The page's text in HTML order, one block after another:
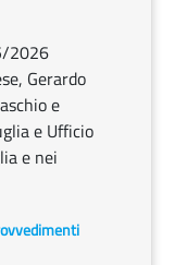
2026
Gerardo
e
e Ufficio
e nei